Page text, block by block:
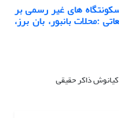
سکونتگاه های غیر رسمی بر
:محلات بانبور، بان برز،
کیانوش ذاکر حقیقی